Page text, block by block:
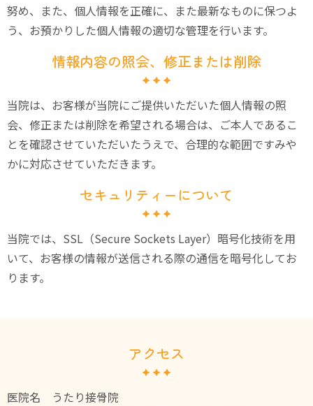
努め、また、個人情報を正確に、また最新なものに保つよ
う、お預かりした個人情報の適切な管理を行います。
情報内容の照会、修正または削除
当院は、お客様が当院にご提供いただいた個人情報の照
会、修正または削除を希望される場合は、ご本人であるこ
とを確認させていただいたうえで、合理的な範囲ですみや
かに対応させていただきます。
セキュリティーについて
当院では、SSL（Secure Sockets Layer）暗号化技術を用
いて、お客様の情報が送信される際の通信を暗号化してお
ります。
アクセス
医院名
うたり接骨院